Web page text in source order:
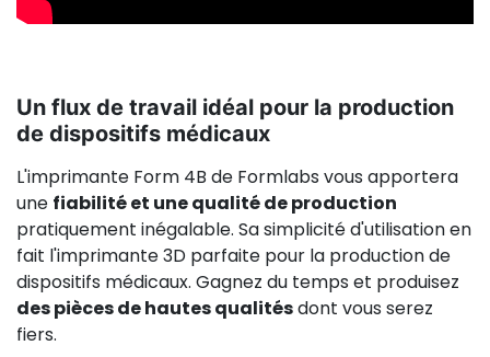
Un flux de travail idéal pour la production
de dispositifs médicaux
L'imprimante Form 4B de Formlabs vous apportera
une fiabilité et une qualité de production
pratiquement inégalable. Sa simplicité d'utilisation en
fait l'imprimante 3D parfaite pour la production de
dispositifs médicaux. Gagnez du temps et produisez
des pièces de hautes qualitésdont vous serez
fiers.